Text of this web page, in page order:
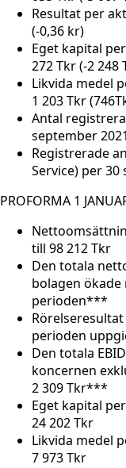
Resultat per
(-0,36 kr)
Eget kapital
272 Tkr (-2 248
Likvida medel
1 203 Tkr
Antal
september
Registrerade
Service) per
PROFORMA 1
till 98 212 Tkr
Den totala
bolagen ökade
perioden***
perioden
Den totala
koncernen
2 309 Tkr***
Eget kapital
24 202 Tkr
Likvida medel
7 973 Tkr